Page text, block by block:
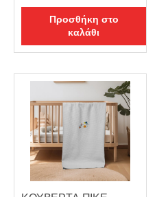
Προσθήκη στο
καλάθι